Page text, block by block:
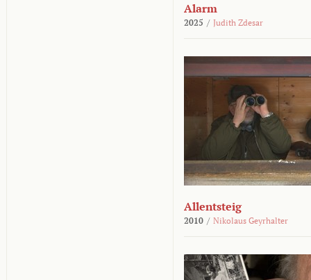
Alarm
2025 / Judith Zdesar
Allentsteig
2010 / Nikolaus Geyrhalter